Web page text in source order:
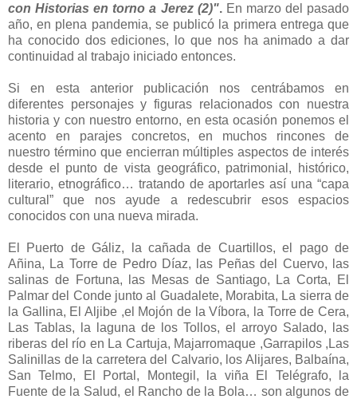
con Historias en torno a Jerez (2)".En marzo del pasado
año, en plena pandemia, se publicó la primera entrega que
ha conocido dos ediciones, lo que nos ha animado a dar
continuidad al trabajo iniciado entonces.
Si en esta anterior publicación nos centrábamos en
diferentes personajes y figuras relacionados con nuestra
historia y con nuestro entorno, en esta ocasión ponemos el
acento en parajes concretos, en muchos rincones de
nuestro término que encierran múltiples aspectos de interés
desde el punto de vista geográfico, patrimonial, histórico,
literario, etnográfico… tratando de aportarles así una “capa
cultural” que nos ayude a redescubrir esos espacios
conocidos con una nueva mirada.
El Puerto de Gáliz, la cañada de Cuartillos, el pago de
Añina, La Torre de Pedro Díaz, las Peñas del Cuervo, las
salinas de Fortuna, las Mesas de Santiago, La Corta, El
Palmar del Conde junto al Guadalete, Morabita, La sierra de
la Gallina, El Aljibe ,el Mojón de la Víbora, la Torre de Cera,
Las Tablas, la laguna de los Tollos, el arroyo Salado, las
riberas del río en La Cartuja, Majarromaque ,Garrapilos ,Las
Salinillas de la carretera del Calvario, los Alijares, Balbaína,
San Telmo, El Portal, Montegil, la viña El Telégrafo, la
Fuente de la Salud, el Rancho de la Bola… son algunos de